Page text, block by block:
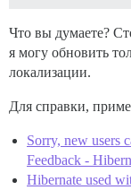
Что вы думаете?
я могу обновить
локализации.
Для справки,
Sorry, new users
Feedback -
Hibernate used